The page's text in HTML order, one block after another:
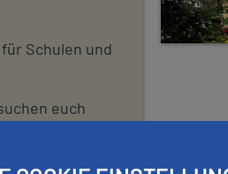
Schulen und
euch
P
G